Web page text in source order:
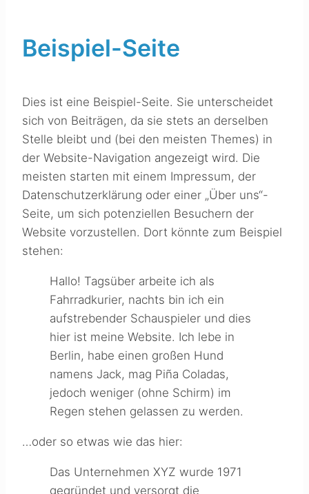
Beispiel-Seite
Dies ist eine Beispiel-Seite. Sie unterscheidet
sich von Beiträgen, da sie stets an derselben
Stelle bleibt und (bei den meisten Themes) in
der Website-Navigation angezeigt wird. Die
meisten starten mit einem Impressum, der
Datenschutzerklärung oder einer „Über uns“-
Seite, um sich potenziellen Besuchern der
Website vorzustellen. Dort könnte zum Beispiel
stehen:
Hallo! Tagsüber arbeite ich als
Fahrradkurier, nachts bin ich ein
aufstrebender Schauspieler und dies
hier ist meine Website. Ich lebe in
Berlin, habe einen großen Hund
namens Jack, mag Piña Coladas,
jedoch weniger (ohne Schirm) im
Regen stehen gelassen zu werden.
…oder so etwas wie das hier:
Das Unternehmen XYZ wurde 1971
gegründet und versorgt die